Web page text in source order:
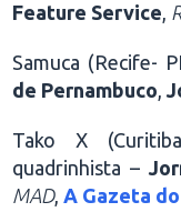
Feature Service,
Samuca (Recife-
de Pernambuco,
Tako X
quadrinhista –
MAD,A Gazeta